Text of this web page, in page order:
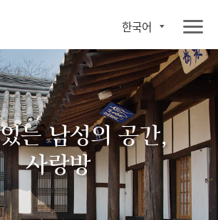
한국어
는 남성의 공간,
사랑방